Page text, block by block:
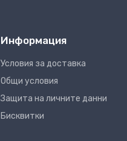
Информация
Условия за доставка
Общи условия
Защита на личните данни
Бисквитки